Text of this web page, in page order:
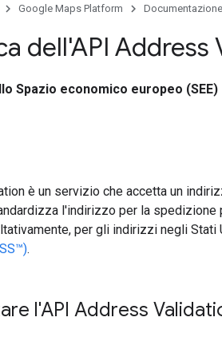
Google Maps Platform Documentazione
dell'API Address
Spazio economico europeo (SEE)
è un servizio che accetta un
l'indirizzo per la
per gli indirizzi negli Stati
.
l'API Address